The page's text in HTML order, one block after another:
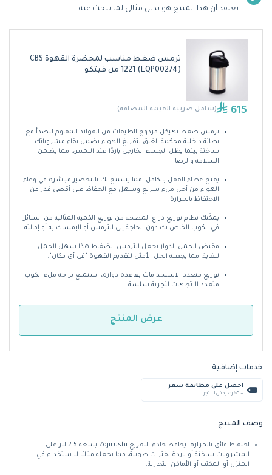
نعتقد أن هذا المنتج هو بديل مثالي لما تبحث عنه
ترمس ضغط مناسب لمحضرة القهوة CBS
1221 (EQP00274) من فيتكو
615 (شامل ضريبة القيمة المضافة)
ترمس ضغط بهيكل مزدوج الطبقات من الفولاذ المقاوم للصدأ مع
بطانة داخلية محكمة الغلق بتفريغ الهواء يضمن بقاء مشروباتك
ساخنة بينما يظل الجسم الخارجي باردًا عند اللمس، مما يضمن
السلامة والرضا.
يفتح غطاء القفل بالكامل، مما يسمح لك بالتحضير مباشرة في وعاء
الهواء من أجل ملء سريع وسهل مع الحفاظ على أقصى قدر من
الاحتفاظ بالحرارة.
يمكّنك نظام توزيع ذراع المضخة من توزيع الكمية المثالية من السائل
في الكوب الخاص بك دون الحاجة إلى الترمس أو الإمساك به أو إمالته.
مقبض الحمل الدوار يجعل الترمس الضغاط هذا سهل الحمل
للغاية، مما يجعله الحل الأمثل لتقديم القهوة "في أي مكان".
توزيع متعدد الاستخدامات بقاعدة دوارة، استمتع براحة ملء الكوب
متعدد الاتجاهات لتجربة سلسة.
عرض المنتج
خدمات إضافية
احصل على مطابقة سعر
+ %5 رصيد في المتجر
وصف المنتج
احتفاظ فائق بالحرارة: يحافظ خادم التفريغ Zojirushi بسعة 2.5 لتر على
المشروبات ساخنة أو باردة لفترات طويلة، مما يجعله مثاليًا للاستخدام في
المنزل أو المكتب أو الأماكن التجارية.